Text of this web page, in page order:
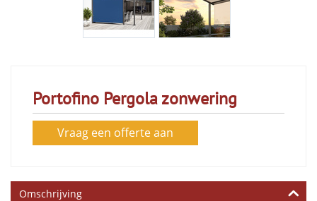
Portofino Pergola zonwering
Vraag een offerte aan
Omschrijving